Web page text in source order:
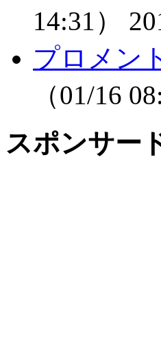
14:31）
プロメン
（01/16
スポンサー